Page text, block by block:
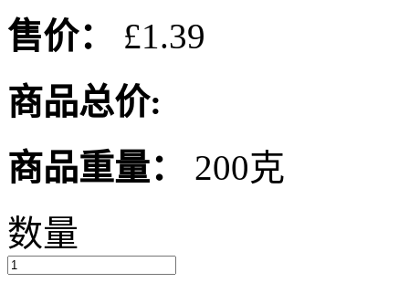
售价：
£1.39
商品总价:
商品重量：
200克
数量